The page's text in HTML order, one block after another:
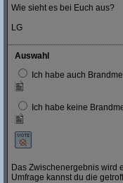
Wie sieht es bei Euch aus?
LG
Auswahl
Ich habe auch
Ich habe keine
Das Zwischenergebnis wird
Umfrage kannst du die